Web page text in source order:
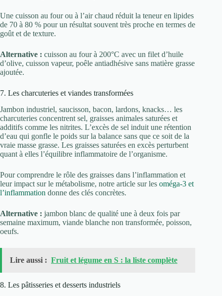
Une cuisson au four ou à l’air chaud réduit la teneur en lipides
de 70 à 80 % pour un résultat souvent très proche en termes de
goût et de texture.
Alternative : cuisson au four à 200°C avec un filet d’huile
d’olive, cuisson vapeur, poêle antiadhésive sans matière grasse
ajoutée.
7. Les charcuteries et viandes transformées
Jambon industriel, saucisson, bacon, lardons, knacks… les
charcuteries concentrent sel, graisses animales saturées et
additifs comme les nitrites. L’excès de sel induit une rétention
d’eau qui gonfle le poids sur la balance sans que ce soit de la
vraie masse grasse. Les graisses saturées en excès perturbent
quant à elles l’équilibre inflammatoire de l’organisme.
Pour comprendre le rôle des graisses dans l’inflammation et
leur impact sur le métabolisme, notre article sur les oméga-3 et
l’inflammation donne des clés concrètes.
Alternative : jambon blanc de qualité une à deux fois par
semaine maximum, viande blanche non transformée, poisson,
oeufs.
Lire aussi : Fruit et légume en S : la liste complète
8. Les pâtisseries et desserts industriels